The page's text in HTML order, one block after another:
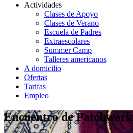
Actividades
Clases de Apoyo
Clases de Verano
Escuela de Padres
Extraescolares
Summer Camp
Talleres americanos
A domicilio
Ofertas
Tarifas
Empleo
Encuentro de Patchwork